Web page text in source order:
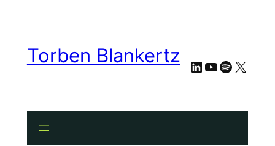
springenTorben Blankertz LinkedIn
YouTube
Spotify
X